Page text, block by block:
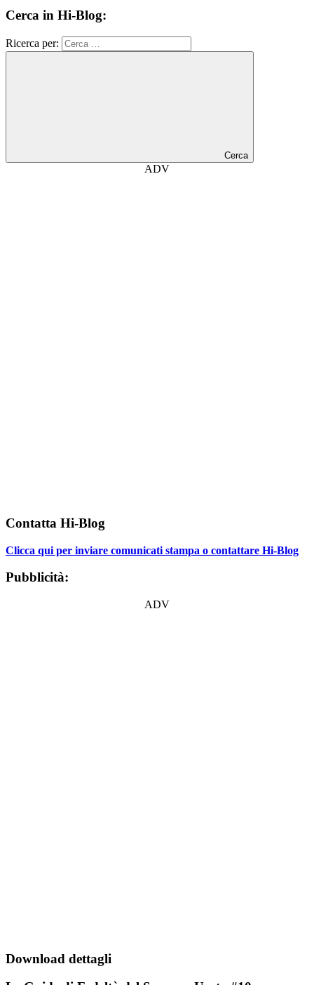
Cerca in Hi-Blog:
Ricerca per:
Cerca
ADV
Contatta Hi-Blog
Clicca qui per inviare comunicati stampa o contattare Hi-Blog
Pubblicità:
ADV
Download dettagli